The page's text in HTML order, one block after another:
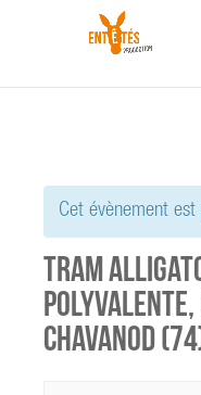
Cet évènement est
TRAM
Polyvalente,
Chavanod